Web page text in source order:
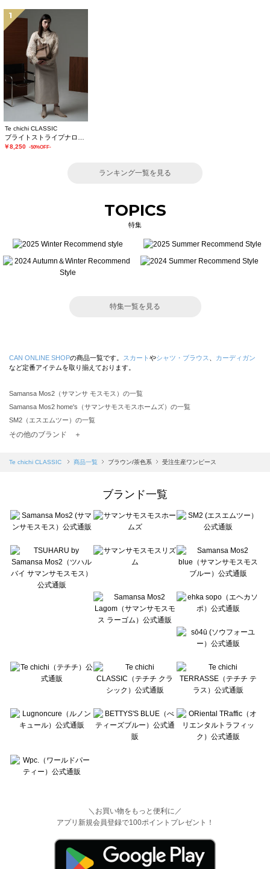
1
Te chichi CLASSIC
￥8,250 -50%OFF-
ランキング一覧を見る
TOPICS
特集
特集一覧を見る
CAN ONLINE SHOPの商品一覧です。 スカート やシャツ・ブラウス
カーディガン
など定番アイテムを取り揃えております。
Samansa Mos2（サマンサ モスモス）の一覧
Samansa Mos2 home's（サマンサモスモスホームズ）の一覧
SM2（エスエムツー）の一覧
TSUHARU by Samansa Mos2（ツハルバイサマンサモスモス）の一覧
Samansa Mos2 blue（サマンサモスモス ブルー）の一覧
Te chichi（テチチ）の一覧
Te chichi CLASSIC（テチチ クラシック）の一覧
Lugnoncure（ルノンキュール）の一覧
BETTY'S BLUE（べティーズブルー）の一覧
Wpc.（ワールドパーティー）の一覧
その他のブランド ＋
Te chichi CLASSIC 商品一覧 ブラウン/茶色系 受注生産ワンピース
ブランド一覧
＼お買い物をもっと便利に／
アプリ新規会員登録で100ポイントプレゼント！